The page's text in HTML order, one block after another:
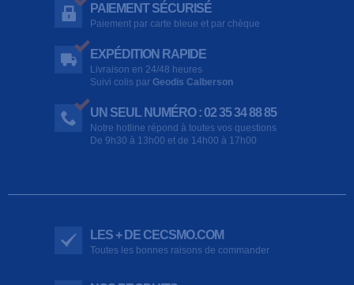
PAIEMENT SÉCURISÉ
Paiement par carte bleue et par chèque
EXPÉDITION RAPIDE
Livraison en 24/48 heures
Suivi colis par Geodis Calberson
UN SEUL NUMÉRO : 02 35 34 88 85
Notre hotline répond à toutes vos questions
De 9h30 à 13h00 et de 14h00 à 17h00
LES + DE CECSMO.COM
Toutes les bonnes raisons de commander